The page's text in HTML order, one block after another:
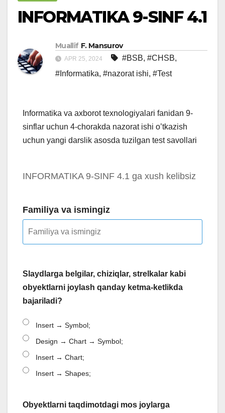
INFORMATIKA 9-SINF 4.1
Muallif F. Mansurov
APR 25, 2024 #BSB, #CHSB,
#Informatika, #nazorat ishi, #Test
Informatika va axborot texnologiyalari fanidan 9-
sinflar uchun 4-chorakda nazorat ishi o’tkazish
uchun yangi darslik asosda tuzilgan test savollari
INFORMATIKA 9-SINF 4.1 ga xush kelibsiz
Familiya va ismingiz
Slaydlarga belgilar, chiziqlar, strelkalar kabi
obyektlarni joylash qanday ketma-ketlikda
bajariladi?
Insert → Symbol;
Design → Chart → Symbol;
Insert → Chart;
Insert → Shapes;
Obyektlarni taqdimotdagi mos joylarga